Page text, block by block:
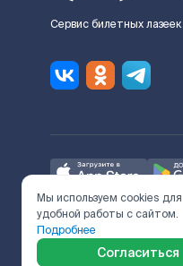
Сервис билетных лазеек
Ж/Д билеты
с Поставщиком услуг
включает сервисный
Мы используем cookies
удобной работы с сайтом.
Подробнее
Согласиться